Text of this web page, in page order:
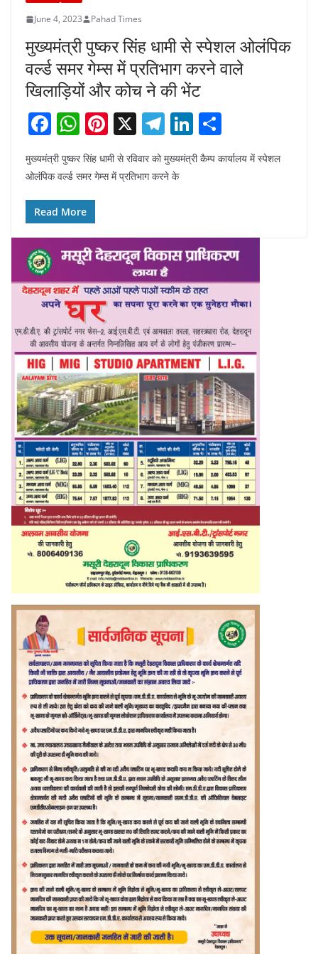
June 4, 2023 Pahad Times
मुख्यमंत्री पुष्कर सिंह धामी से स्पेशल ओलंपिक
वर्ल्ड समर गेम्स में प्रतिभाग करने वाले
खिलाड़ियों और कोच ने की भेंट
F
a
c
e
b
o
o
k
W
h
at
s
A
p
p
Pi
nt
er
X T
e
m
Li
n
k
n
h
ar
मुख्यमंत्री पुष्कर सिंह धामी से रविवार को मुख्यमंत्री कैम्प कार्यालय में स्पेशल
ओलंपिक वर्ल्ड समर गेम्स में प्रतिभाग करने के
Read More